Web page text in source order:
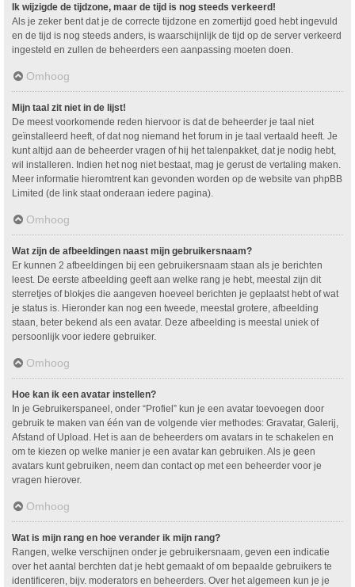
Ik wijzigde de tijdzone, maar de tijd is nog steeds verkeerd!
Als je zeker bent dat je de correcte tijdzone en zomertijd goed hebt ingevuld
en de tijd is nog steeds anders, is waarschijnlijk de tijd op de server verkeerd
ingesteld en zullen de beheerders een aanpassing moeten doen.
Omhoog
Mijn taal zit niet in de lijst!
De meest voorkomende reden hiervoor is dat de beheerder je taal niet
geïnstalleerd heeft, of dat nog niemand het forum in je taal vertaald heeft. Je
kunt altijd aan de beheerder vragen of hij het talenpakket, dat je nodig hebt,
wil installeren. Indien het nog niet bestaat, mag je gerust de vertaling maken.
Meer informatie hieromtrent kan gevonden worden op de website van phpBB
Limited (de link staat onderaan iedere pagina).
Omhoog
Wat zijn de afbeeldingen naast mijn gebruikersnaam?
Er kunnen 2 afbeeldingen bij een gebruikersnaam staan als je berichten
leest. De eerste afbeelding geeft aan welke rang je hebt, meestal zijn dit
sterretjes of blokjes die aangeven hoeveel berichten je geplaatst hebt of wat
je status is. Hieronder kan nog een tweede, meestal grotere, afbeelding
staan, beter bekend als een avatar. Deze afbeelding is meestal uniek of
persoonlijk voor iedere gebruiker.
Omhoog
Hoe kan ik een avatar instellen?
In je Gebruikerspaneel, onder “Profiel” kun je een avatar toevoegen door
gebruik te maken van één van de volgende vier methodes: Gravatar, Galerij,
Afstand of Upload. Het is aan de beheerders om avatars in te schakelen en
om te kiezen op welke manier je een avatar kan gebruiken. Als je geen
avatars kunt gebruiken, neem dan contact op met een beheerder voor je
vragen hierover.
Omhoog
Wat is mijn rang en hoe verander ik mijn rang?
Rangen, welke verschijnen onder je gebruikersnaam, geven een indicatie
over het aantal berchten dat je hebt gemaakt of om bepaalde gebruikers te
identificeren, bijv. moderators en beheerders. Over het algemeen kun je je